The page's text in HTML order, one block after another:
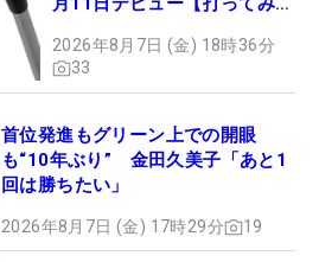
2026年8月7日 (金) 18時36分
33
首位発進もグリーン上での開眼
も“10年ぶり” 金田久美子「あと1
回は勝ちたい」
2026年8月7日 (金) 17時29分 19